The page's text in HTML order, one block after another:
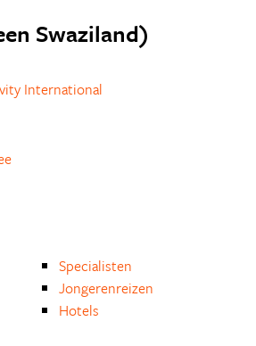
Swaziland)
International
Specialisten
Jongerenreizen
Hotels